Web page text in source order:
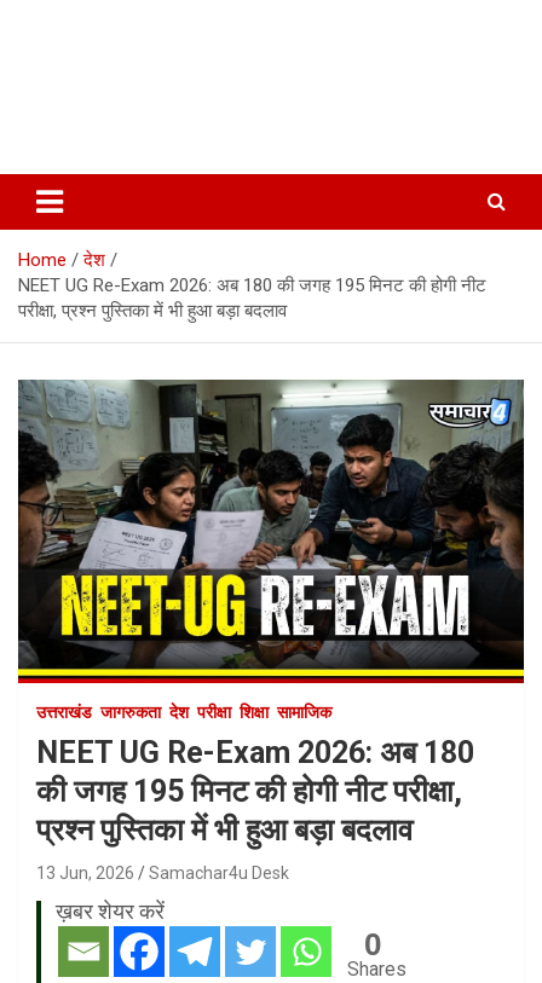
Home
देश
NEET UG Re-Exam 2026: अब 180 की जगह 195 मिनट की होगी नीट
परीक्षा, प्रश्न पुस्तिका में भी हुआ बड़ा बदलाव
उत्तराखंड जागरुकता देश परीक्षा शिक्षा सामाजिक
NEET UG Re-Exam 2026: अब 180
की जगह 195 मिनट की होगी नीट परीक्षा,
प्रश्न पुस्तिका में भी हुआ बड़ा बदलाव
13 Jun, 2026 Samachar4u Desk
ख़बर शेयर करें
0
Shares